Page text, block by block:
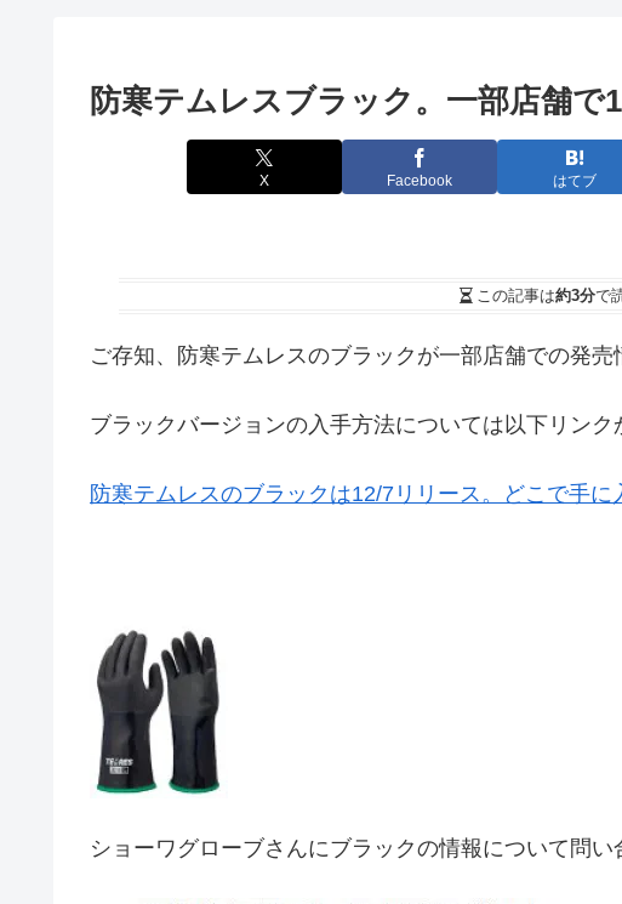
防寒テムレスブラック。一部店舗で
X Facebook はてブ
この記事は約3分で
ご存知、防寒テムレスのブラックが一部店舗での発売
ブラックバージョンの入手方法については以下リンク
防寒テムレスのブラックは12/7リリース。どこで手に
ショーワグローブさんにブラックの情報について問い